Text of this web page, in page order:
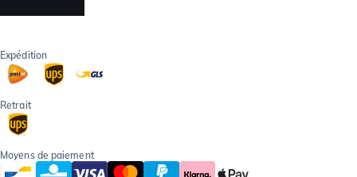
Expédition
Retrait
Moyens de paiement